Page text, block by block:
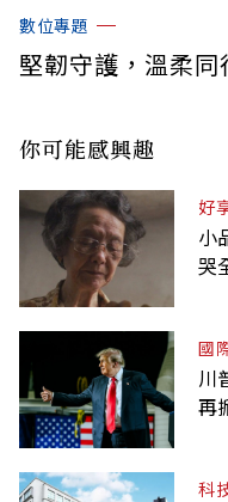
數位專題
堅韌守護，溫柔
你可能感興趣
好
小
哭
國
川
再
科